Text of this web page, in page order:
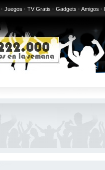
· Juegos · TV Gratis · Gadgets · Amigos ·